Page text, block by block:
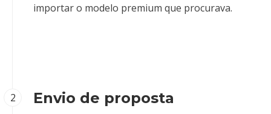
importar o modelo premium que procurava.
2 Envio de proposta